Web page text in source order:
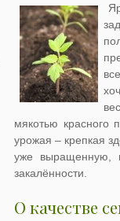
мякотью красного
урожая – крепкая
уже выращенную,
закалённости.
О качестве